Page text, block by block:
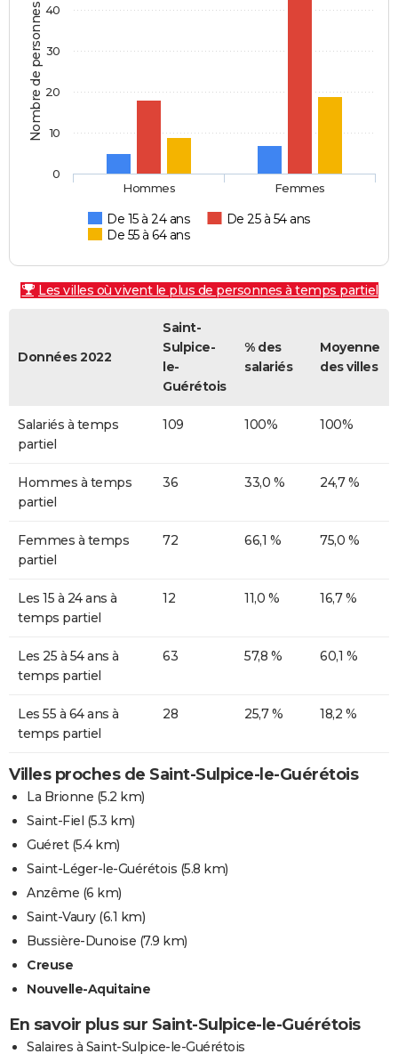
Nombre de personnes
De 15 à 24 ans
De 25 à 54 ans
De 55 à 64 ans
Hommes Femmes
0
10
20
30
40
Les villes où vivent le plus de personnes à temps partiel
Données 2022
Saint-
Sulpice-
le-
Guérétois
% des
salariés
Moyenne
des villes
Salariés à temps
partiel
109 100% 100%
Hommes à temps
partiel
36 33,0 % 24,7 %
Femmes à temps
partiel
72 66,1 % 75,0 %
Les 15 à 24 ans à
temps partiel
12 11,0 % 16,7 %
Les 25 à 54 ans à
temps partiel
63 57,8 % 60,1 %
Les 55 à 64 ans à
temps partiel
28 25,7 % 18,2 %
Villes proches de Saint-Sulpice-le-Guérétois
La Brionne (5.2 km)
Saint-Fiel (5.3 km)
Guéret(5.4 km)
Saint-Léger-le-Guérétois (5.8 km)
Anzême (6 km)
Saint-Vaury(6.1 km)
Bussière-Dunoise (7.9 km)
Creuse
Nouvelle-Aquitaine
En savoir plus sur Saint-Sulpice-le-Guérétois
Salaires à Saint-Sulpice-le-Guérétois